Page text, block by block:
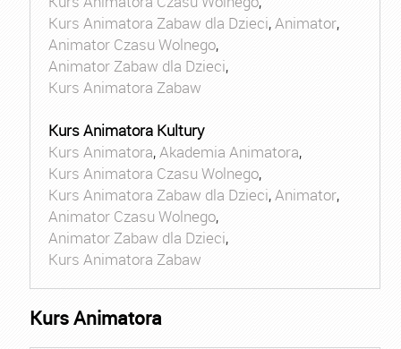
Kurs Animatora Zabaw dla Dzieci,Animator,
Animator Czasu Wolnego,
Animator Zabaw dla Dzieci,
Kurs Animatora Zabaw
Kurs Animatora Kultury
Kurs Animatora,Akademia Animatora,
Kurs Animatora Czasu Wolnego,
Kurs Animatora Zabaw dla Dzieci,Animator,
Animator Czasu Wolnego,
Animator Zabaw dla Dzieci,
Kurs Animatora Zabaw
Kurs Animatora